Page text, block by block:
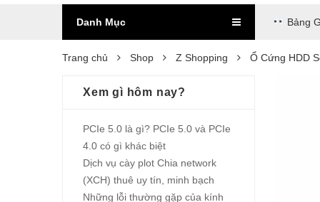
Danh Mục Bảng
Trang chủ Shop Z Shopping Ổ Cứng HDD
Xem gì hôm nay?
PCIe 5.0 là gì? PCIe 5.0 và PCIe
4.0 có gì khác biệt
Dịch vụ cày plot Chia network
(XCH) thuê uy tín, minh bạch
Những lỗi thường gặp của kính